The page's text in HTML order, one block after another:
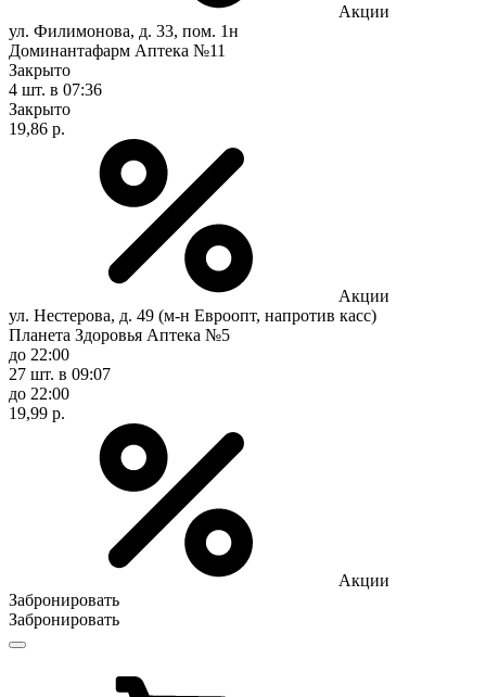
Акции
ул. Филимонова, д. 33, пом. 1н
Доминантафарм Аптека №11
Закрыто
4 шт. в 07:36
Закрыто
19,86 р.
Акции
ул. Нестерова, д. 49 (м-н Евроопт, напротив касс)
Планета Здоровья Аптека №5
до 22:00
27 шт. в 09:07
до 22:00
19,99 р.
Акции
Забронировать
Забронировать